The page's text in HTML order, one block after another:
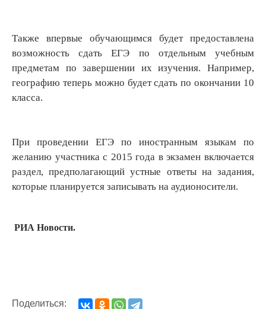
Также впервые обучающимся будет предоставлена
возможность сдать ЕГЭ по отдельным учебным
предметам по завершении их изучения. Например,
географию теперь можно будет сдать по окончании 10
класса.
При проведении ЕГЭ по иностранным языкам по
желанию участника с 2015 года в экзамен включается
раздел, предполагающий устные ответы на задания,
которые планируется записывать на аудионосители.
РИА Новости.
Поделиться: